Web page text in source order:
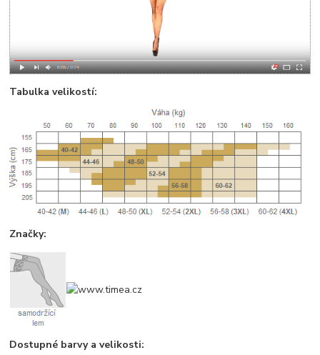
Tabulka velikostí:
Značky:
Dostupné barvy a velikosti: